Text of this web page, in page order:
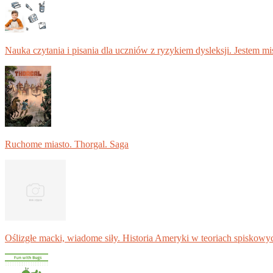
Nauka czytania i pisania dla uczniów z ryzykiem dysleksji. Jestem
Ruchome miasto. Thorgal. Saga
Oślizgłe macki, wiadome siły. Historia Ameryki w teoriach